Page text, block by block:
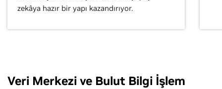
zekâya hazır bir yapı kazandırıyor.
Veri Merkezi ve Bulut Bilgi İşlem